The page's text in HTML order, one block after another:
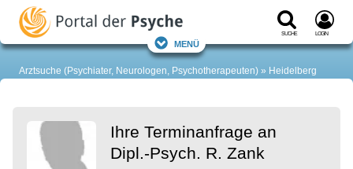
Suche Login
Menü
Arztsuche (Psychiater, Neurologen, Psychotherapeuten) Heidelberg
Ihre Terminanfrage an
Dipl.-Psych. R. Zank